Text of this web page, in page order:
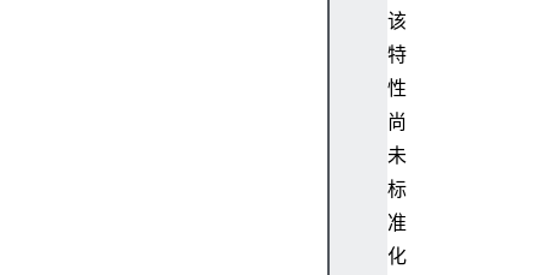
该
特
性
尚
未
标
准
化